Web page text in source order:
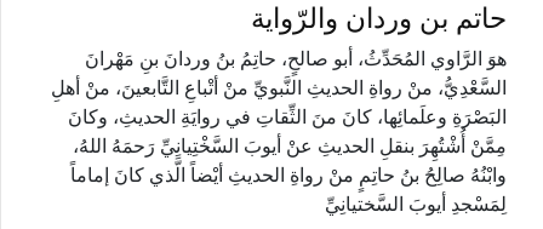
حاتم بن وردان والرّواية
هوَ الرَّاوي المُحَدِّثُ، أبو صالحٍ، حاتِمُ بنُ وردانَ بنِ مَهْرانَ
السَّعْدِيُّ، منْ رواةِ الحديثِ النَّبويِّ منْ أتْباعِ التَّابعينَ، منْ أهلِ
البَصْرَةِ وعلَمائِها، كانَ منَ الثِّقاتِ في روايَةِ الحديثِ، وكانَ
مِمَّنْ أُشْتُهِرَ بنقلِ الحديثِ عنْ أيوبَ السَّخْتِيانِيِّ رَحمَهُ اللهُ،
وابْنُهُ صالِحُ بنُ حاتِمٍ منْ رواةِ الحديثِ أيْضاً الَّذي كانَ إماماً
لِمَسْجدِ أيوبَ السَّختيانِيِّ